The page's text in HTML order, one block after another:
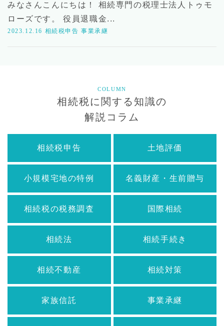
みなさんこんにちは！ 相続専門の税理士法人トゥモ
ローズです。 役員退職金...
2023.12.16 相続税申告 事業承継
COLUMN
相続税に関する知識の
解説コラム
相続税申告 土地評価
小規模宅地の特例 名義財産・生前贈与
相続税の税務調査 国際相続
相続法 相続手続き
相続不動産 相続対策
家族信託 事業承継